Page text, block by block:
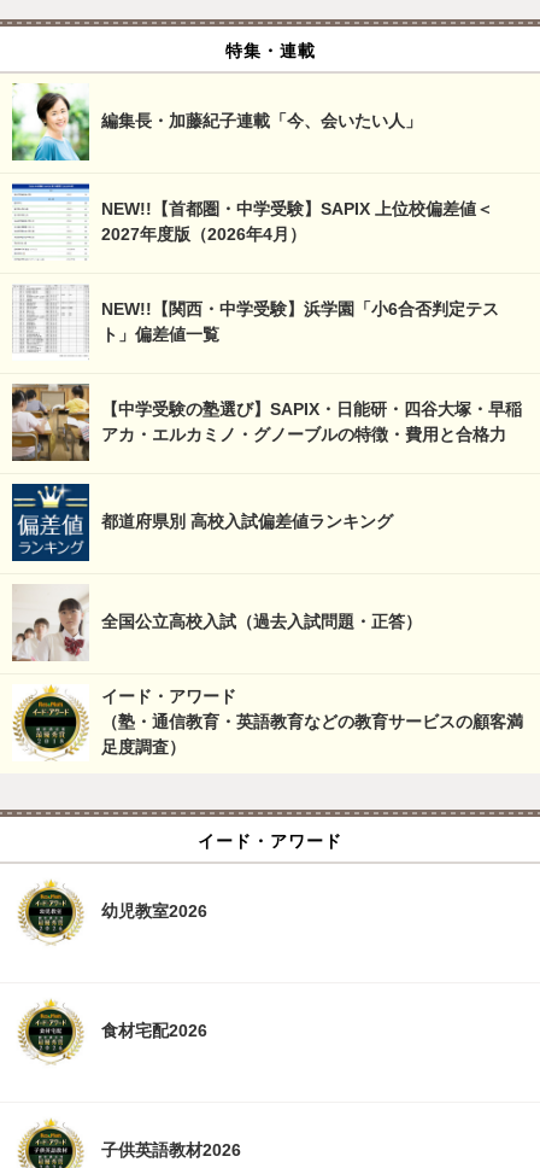
特集・連載
編集長・加藤紀子連載「今、会いたい人」
NEW!!【首都圏・中学受験】SAPIX 上位校偏差値＜
2027年度版（2026年4月）
NEW!!【関西・中学受験】浜学園「小6合否判定テス
ト」偏差値一覧
【中学受験の塾選び】SAPIX・日能研・四谷大塚・早稲
アカ・エルカミノ・グノーブルの特徴・費用と合格力
都道府県別 高校入試偏差値ランキング
全国公立高校入試（過去入試問題・正答）
イード・アワード
（塾・通信教育・英語教育などの教育サービスの顧客満
足度調査）
イード・アワード
幼児教室2026
食材宅配2026
子供英語教材2026